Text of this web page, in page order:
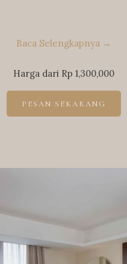
Baca Selengkapnya
Harga dari Rp 1,300,000
PESAN SEKARANG